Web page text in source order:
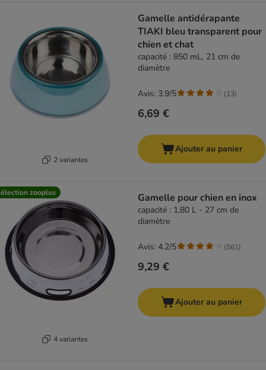
2 variantes
Gamelle antidérapante
TIAKI bleu transparent pour
chien et chat
capacité : 850 mL, 21 cm de
diamètre
6,69 €
Avis: 3.9/5 (13)
Ajouter au panier
zooplus
4 variantes
Gamelle pour chien en inox
capacité : 1,80 L - 27 cm de
diamètre
9,29 €
Avis: 4.2/5 (561)
Ajouter au panier